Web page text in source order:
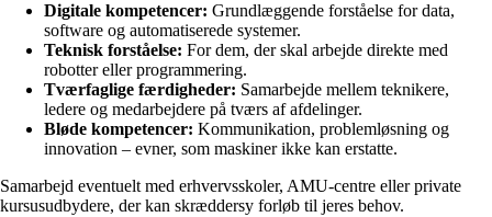
Digitale kompetencer: Grundlæggende forståelse for data,
software og automatiserede systemer.
Teknisk forståelse: For dem, der skal arbejde direkte med
robotter eller programmering.
Tværfaglige færdigheder: Samarbejde mellem teknikere,
ledere og medarbejdere på tværs af afdelinger.
Bløde kompetencer: Kommunikation, problemløsning og
innovation – evner, som maskiner ikke kan erstatte.
Samarbejd eventuelt med erhvervsskoler, AMU-centre eller private
kursusudbydere, der kan skræddersy forløb til jeres behov.